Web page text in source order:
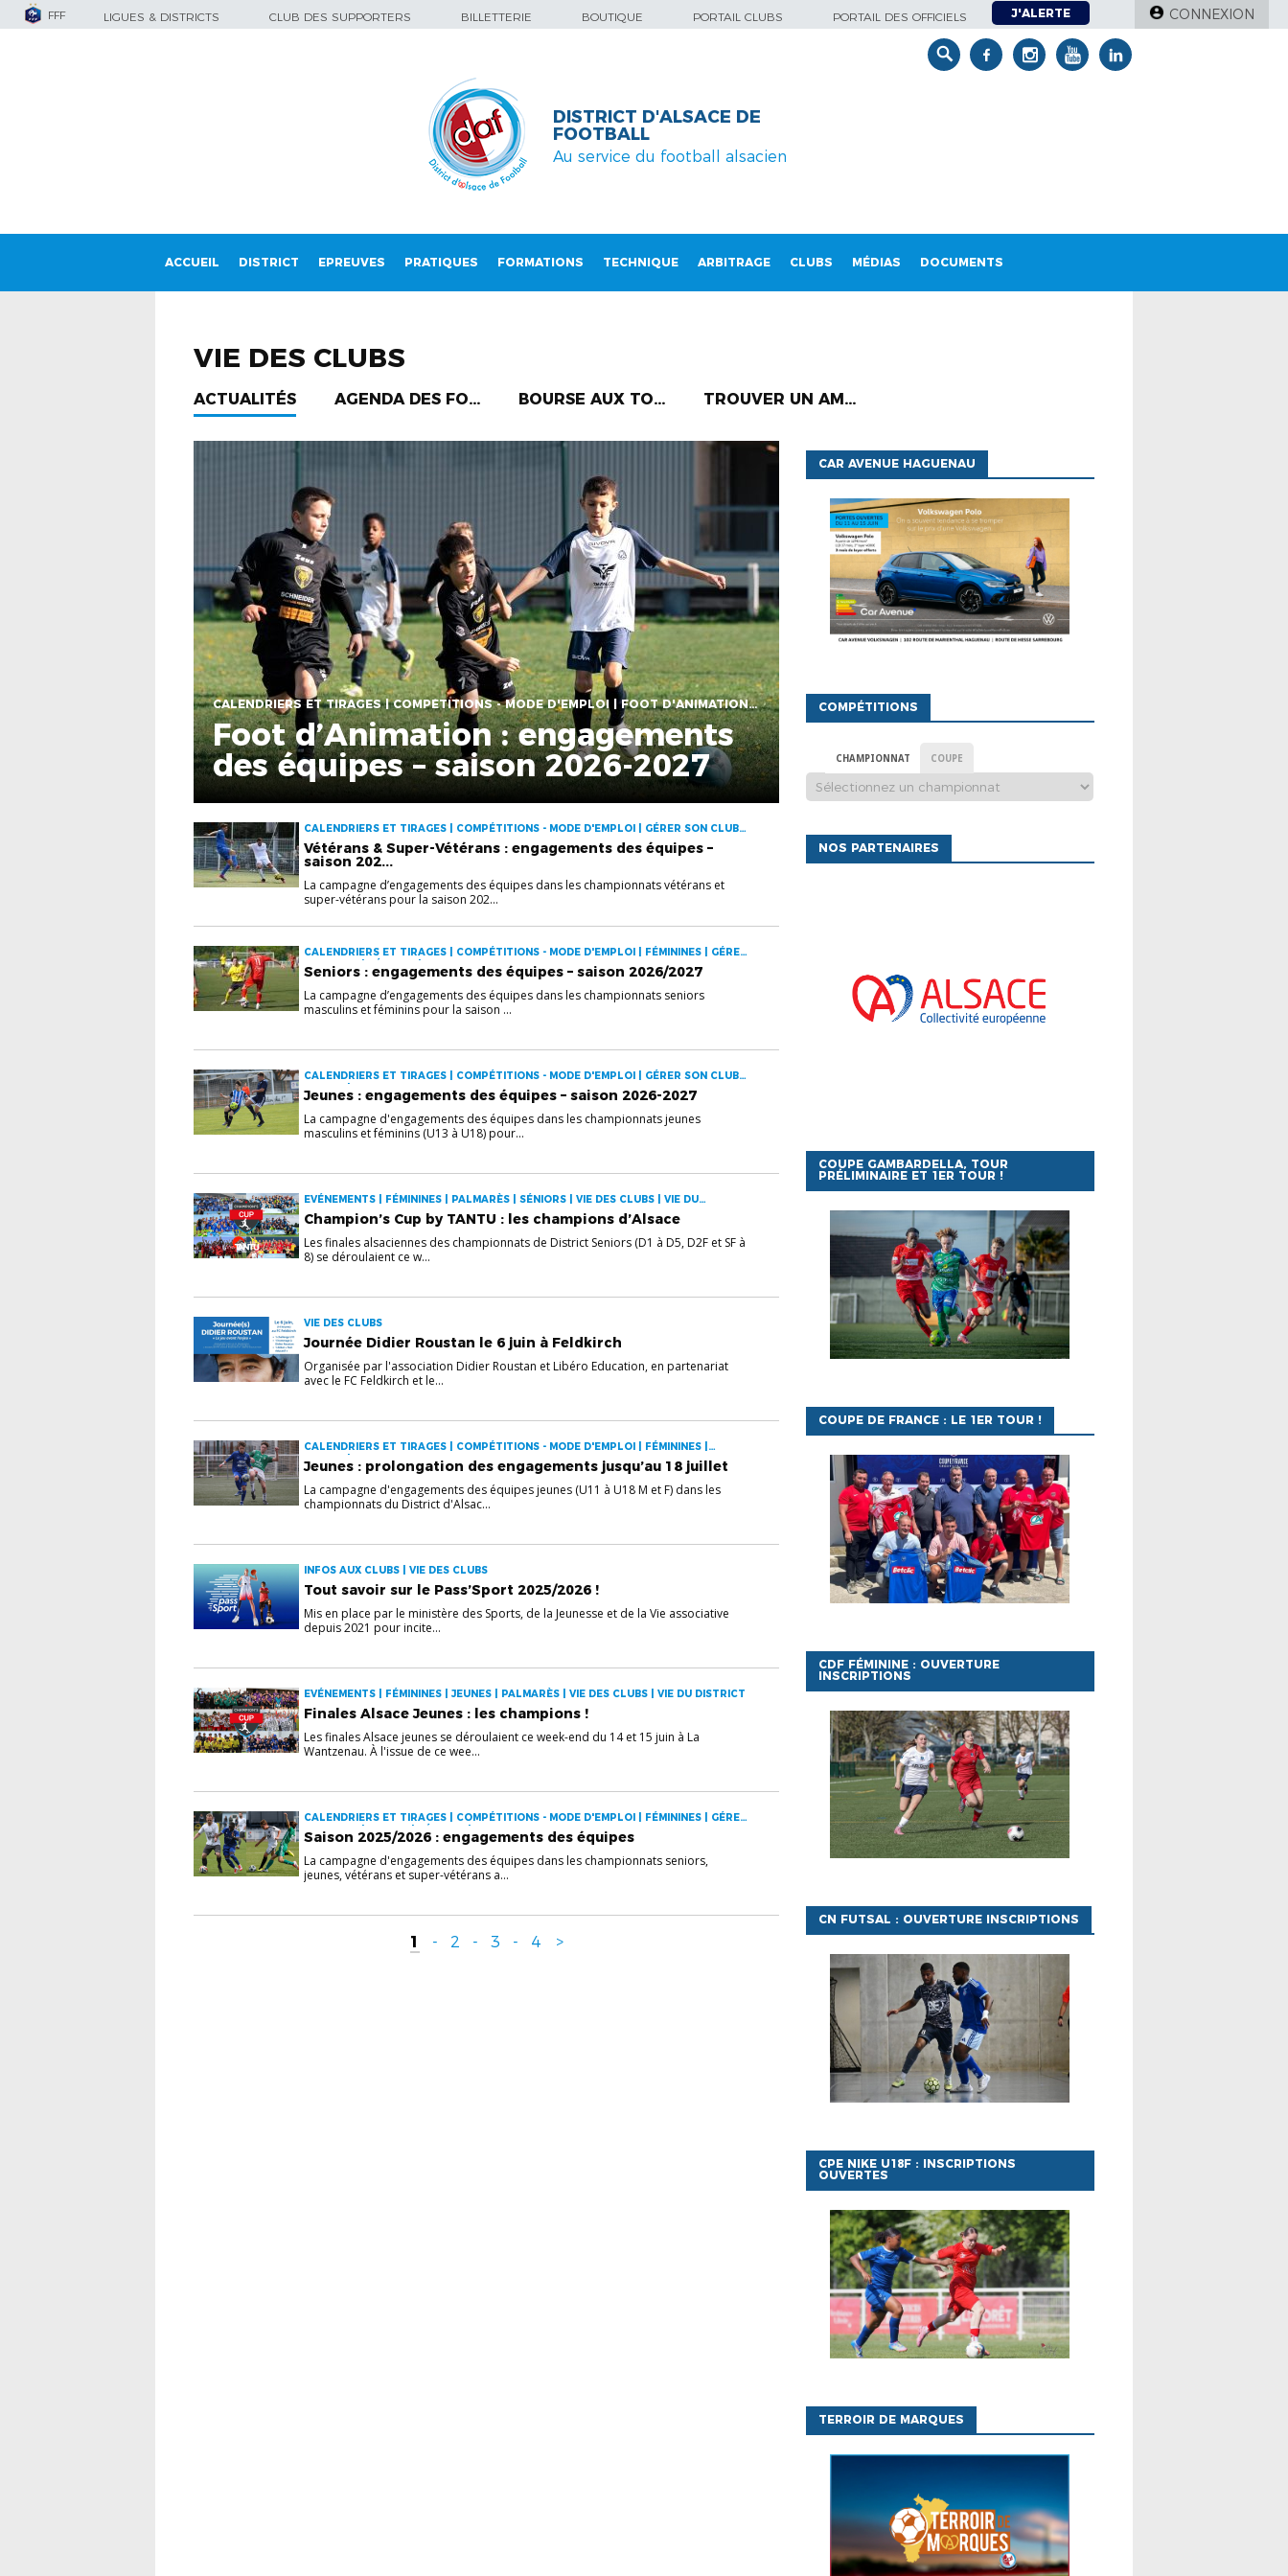
FFF LIGUES & DISTRICTS CLUB DES SUPPORTERS BILLETTERIE BOUTIQUE PORTAIL CLUBS PORTAIL DES OFFICIELS J'ALERTE CONNEXION
DISTRICT D'ALSACE DE
FOOTBALL
Au service du football alsacien
ACCUEIL DISTRICT EPREUVES PRATIQUES FORMATIONS TECHNIQUE ARBITRAGE CLUBS MÉDIAS DOCUMENTS
VIE DES CLUBS
ACTUALITÉS AGENDA DES FO... BOURSE AUX TO... TROUVER UN AM...
CALENDRIERS ET TIRAGES | COMPÉTITIONS - MODE D'EMPLOI | FOOT D'ANIMATION | GÉRER SON CLUB | VIE DES CLUBS
Foot d’Animation : engagements
des équipes – saison 2026-2027
CALENDRIERS ET TIRAGES | COMPÉTITIONS - MODE D'EMPLOI | GÉRER SON CLUB |
VIE DES CLUBS
Vétérans & Super-Vétérans : engagements des équipes –
saison 202...
La campagne d’engagements des équipes dans les championnats vétérans et
super-vétérans pour la saison 202...
CALENDRIERS ET TIRAGES | COMPÉTITIONS - MODE D'EMPLOI | FÉMININES | GÉRER
SON CLUB | SÉNIORS | VIE DES CLUBS
Seniors : engagements des équipes – saison 2026/2027
La campagne d’engagements des équipes dans les championnats seniors
masculins et féminins pour la saison ...
CALENDRIERS ET TIRAGES | COMPÉTITIONS - MODE D'EMPLOI | GÉRER SON CLUB |
JEUNES | VIE DES CLUBS
Jeunes : engagements des équipes – saison 2026-2027
La campagne d'engagements des équipes dans les championnats jeunes
masculins et féminins (U13 à U18) pour...
EVÉNEMENTS | FÉMININES | PALMARÈS | SÉNIORS | VIE DES CLUBS | VIE DU
DISTRICT
Champion’s Cup by TANTU : les champions d’Alsace
Les finales alsaciennes des championnats de District Seniors (D1 à D5, D2F et SF à
8) se déroulaient ce w...
VIE DES CLUBS
Journée Didier Roustan le 6 juin à Feldkirch
Organisée par l'association Didier Roustan et Libéro Education, en partenariat
avec le FC Feldkirch et le...
CALENDRIERS ET TIRAGES | COMPÉTITIONS - MODE D'EMPLOI | FÉMININES |
JEUNES | VIE DES CLUBS
Jeunes : prolongation des engagements jusqu’au 18 juillet
La campagne d'engagements des équipes jeunes (U11 à U18 M et F) dans les
championnats du District d'Alsac...
INFOS AUX CLUBS | VIE DES CLUBS
Tout savoir sur le Pass’Sport 2025/2026 !
Mis en place par le ministère des Sports, de la Jeunesse et de la Vie associative
depuis 2021 pour incite...
EVÉNEMENTS | FÉMININES | JEUNES | PALMARÈS | VIE DES CLUBS | VIE DU DISTRICT
Finales Alsace Jeunes : les champions !
Les finales Alsace jeunes se déroulaient ce week-end du 14 et 15 juin à La
Wantzenau. À l'issue de ce wee...
CALENDRIERS ET TIRAGES | COMPÉTITIONS - MODE D'EMPLOI | FÉMININES | GÉRER
SON CLUB | JEUNES | SÉNIORS | VIE DES CLUBS
Saison 2025/2026 : engagements des équipes
La campagne d'engagements des équipes dans les championnats seniors,
jeunes, vétérans et super-vétérans a...
1 - 2 - 3 - 4 >
CAR AVENUE HAGUENAU
COMPÉTITIONS
CHAMPIONNAT COUPE
NOS PARTENAIRES
COUPE GAMBARDELLA, TOUR
PRÉLIMINAIRE ET 1ER TOUR !
COUPE DE FRANCE : LE 1ER TOUR !
CDF FÉMININE : OUVERTURE
INSCRIPTIONS
CN FUTSAL : OUVERTURE INSCRIPTIONS
CPE NIKE U18F : INSCRIPTIONS
OUVERTES
TERROIR DE MARQUES